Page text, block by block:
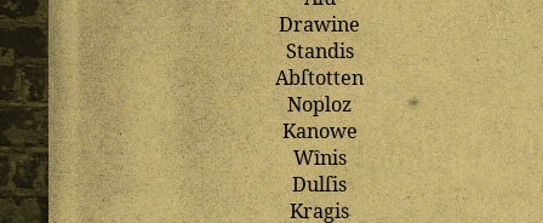
Drawine
Standis
Abſtotten
Noploz
Kanowe
Wȋnis
Dulſis
Kragis